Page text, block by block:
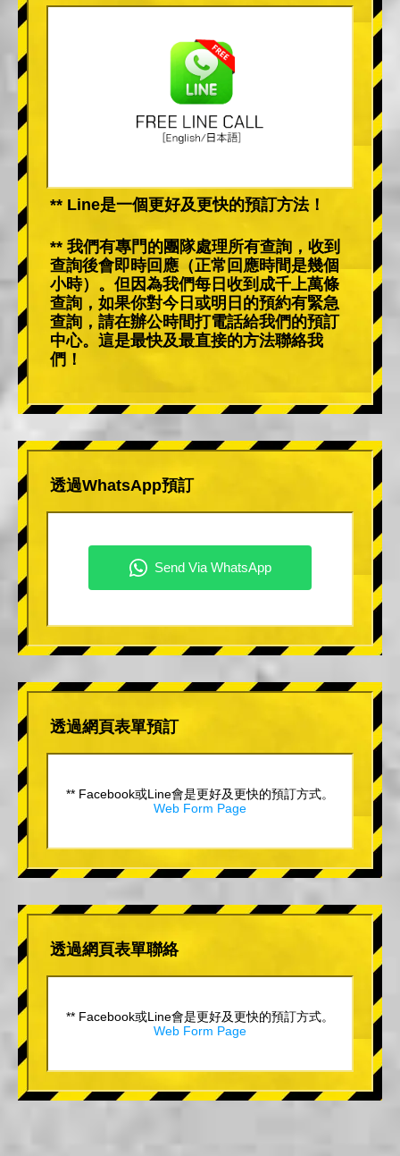
** Line是一個更好及更快的預訂方法！
** 我們有專門的團隊處理所有查詢，收到
查詢後會即時回應（正常回應時間是幾個
小時）。但因為我們每日收到成千上萬條
查詢，如果你對今日或明日的預約有緊急
查詢，請在辦公時間打電話給我們的預訂
中心。這是最快及最直接的方法聯絡我
們！
透過WhatsApp預訂
透過網頁表單預訂
** Facebook或Line會是更好及更快的預訂方式。
Web Form Page
透過網頁表單聯絡
** Facebook或Line會是更好及更快的預訂方式。
Web Form Page